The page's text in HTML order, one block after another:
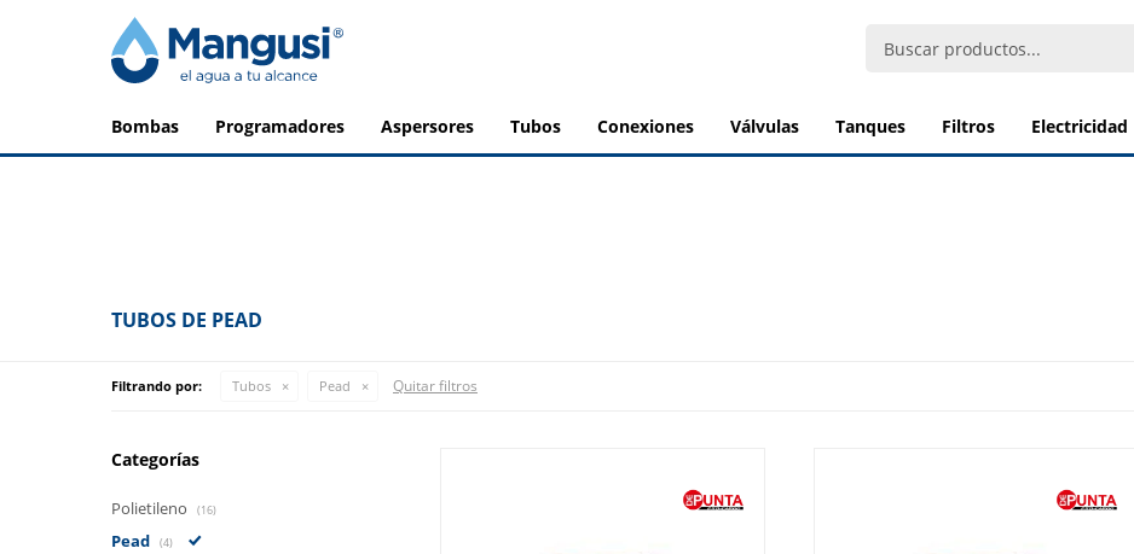
bombas programadores aspersores tubos conexiones válvulas tanques filtros electricidad
TUBOS DE PEAD
Filtrando por: Tubos Pead Quitar filtros
Categorías
Polietileno (16)
Pead (4)